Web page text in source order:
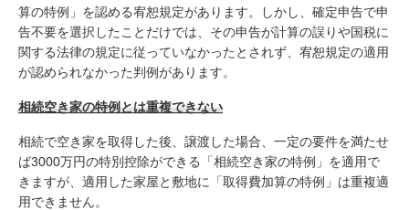
算の特例」を認める宥恕規定があります。しかし、確定申告で申
告不要を選択したことだけでは、その申告が計算の誤りや国税に
関する法律の規定に従っていなかったとされず、宥恕規定の適用
が認められなかった判例があります。
相続空き家の特例とは重複できない
相続で空き家を取得した後、譲渡した場合、一定の要件を満たせ
ば3000万円の特別控除ができる「相続空き家の特例」を適用で
きますが、適用した家屋と敷地に「取得費加算の特例」は重複適
用できません。